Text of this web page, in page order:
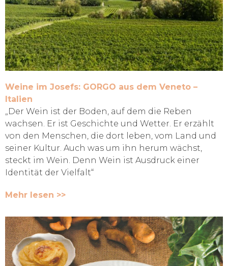
Weine im Josefs: GORGO aus dem Veneto –
Italien
„Der Wein ist der Boden, auf dem die Reben
wachsen. Er ist Geschichte und Wetter. Er erzählt
von den Menschen, die dort leben, vom Land und
seiner Kultur. Auch was um ihn herum wächst,
steckt im Wein. Denn Wein ist Ausdruck einer
Identität der Vielfalt“
Mehr lesen >>